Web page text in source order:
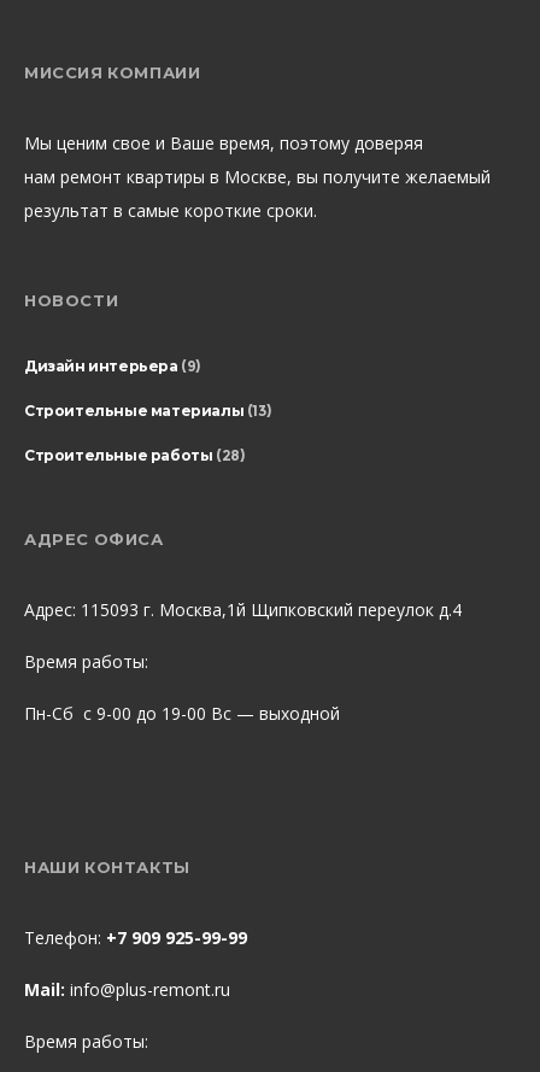
МИССИЯ КОМПАИИ
Мы ценим свое и Ваше время, поэтому доверяя
нам ремонт квартиры в Москве, вы получите желаемый
результат в самые короткие сроки.
НОВОСТИ
Дизайн интерьера (9)
Строительные материалы (13)
Строительные работы (28)
АДРЕС ОФИСА
Адрес: 115093 г. Москва,1й Щипковский переулок д.4
Время работы:
Пн-Сб с 9-00 до 19-00 Вс — выходной
НАШИ КОНТАКТЫ
Телефон: +7 909 925-99-99
Mail: info@plus-remont.ru
Время работы: